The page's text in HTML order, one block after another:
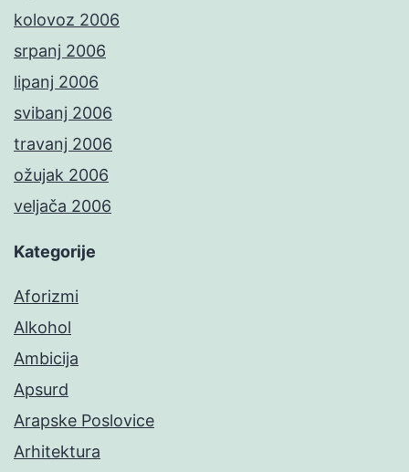
kolovoz 2006
srpanj 2006
lipanj 2006
svibanj 2006
travanj 2006
ožujak 2006
veljača 2006
Kategorije
Aforizmi
Alkohol
Ambicija
Apsurd
Arapske Poslovice
Arhitektura